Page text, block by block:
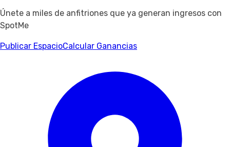
Únete a miles de anfitriones que ya generan ingresos con
SpotMe
Publicar EspacioCalcular Ganancias